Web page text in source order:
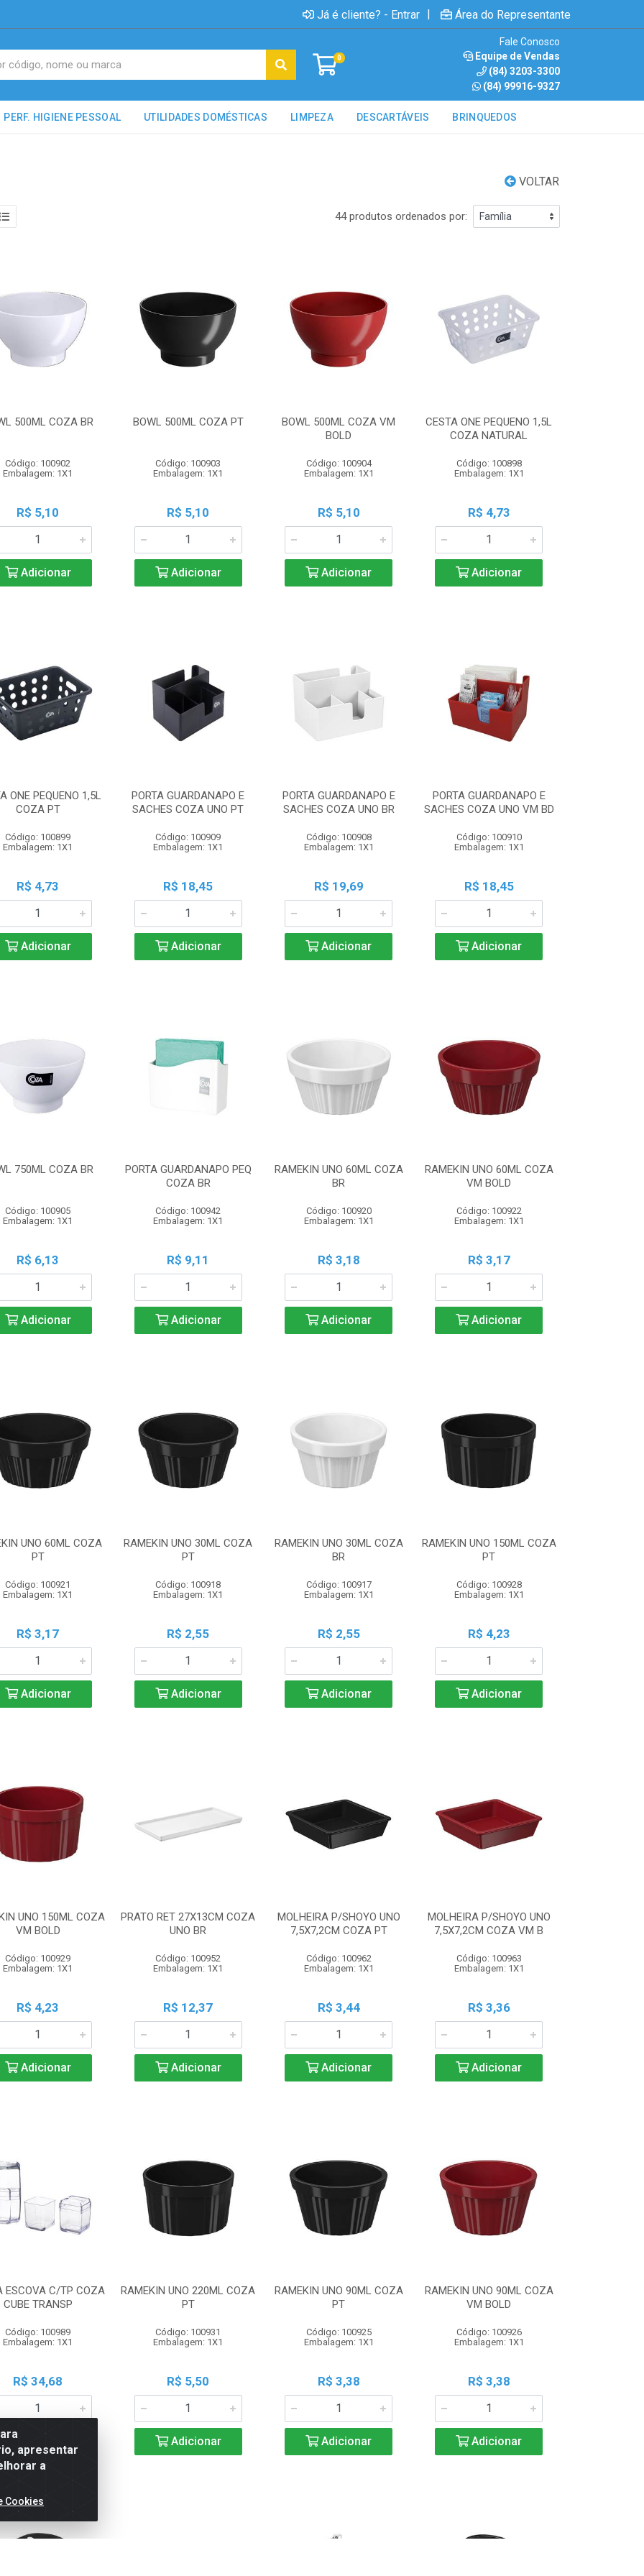
Já é cliente? - Entrar | Área do Representante
0
Fale Conosco
Equipe de Vendas
(84) 3203-3300
(84) 99916-9327
PERF. HIGIENE PESSOAL UTILIDADES DOMÉSTICAS LIMPEZA DESCARTÁVEIS BRINQUEDOS
VOLTAR
44 produtos ordenados por:
500ML COZA BR
Código: 100902
Embalagem: 1X1
R$ 5,10
Adicionar
BOWL 500ML COZA PT
Código: 100903
Embalagem: 1X1
R$ 5,10
Adicionar
BOWL 500ML COZA VM
BOLD
Código: 100904
Embalagem: 1X1
R$ 5,10
Adicionar
CESTA ONE PEQUENO 1,5L
COZA NATURAL
Código: 100898
Embalagem: 1X1
R$ 4,73
Adicionar
ONE PEQUENO 1,5L
COZA PT
Código: 100899
Embalagem: 1X1
R$ 4,73
Adicionar
PORTA GUARDANAPO E
SACHES COZA UNO PT
Código: 100909
Embalagem: 1X1
R$ 18,45
Adicionar
PORTA GUARDANAPO E
SACHES COZA UNO BR
Código: 100908
Embalagem: 1X1
R$ 19,69
Adicionar
PORTA GUARDANAPO E
SACHES COZA UNO VM BD
Código: 100910
Embalagem: 1X1
R$ 18,45
Adicionar
750ML COZA BR
Código: 100905
Embalagem: 1X1
R$ 6,13
Adicionar
PORTA GUARDANAPO PEQ
COZA BR
Código: 100942
Embalagem: 1X1
R$ 9,11
Adicionar
RAMEKIN UNO 60ML COZA
BR
Código: 100920
Embalagem: 1X1
R$ 3,18
Adicionar
RAMEKIN UNO 60ML COZA
VM BOLD
Código: 100922
Embalagem: 1X1
R$ 3,17
Adicionar
UNO 60ML COZA
PT
Código: 100921
Embalagem: 1X1
R$ 3,17
Adicionar
RAMEKIN UNO 30ML COZA
PT
Código: 100918
Embalagem: 1X1
R$ 2,55
Adicionar
RAMEKIN UNO 30ML COZA
BR
Código: 100917
Embalagem: 1X1
R$ 2,55
Adicionar
RAMEKIN UNO 150ML COZA
PT
Código: 100928
Embalagem: 1X1
R$ 4,23
Adicionar
UNO 150ML COZA
VM BOLD
Código: 100929
Embalagem: 1X1
R$ 4,23
Adicionar
PRATO RET 27X13CM COZA
UNO BR
Código: 100952
Embalagem: 1X1
R$ 12,37
Adicionar
MOLHEIRA P/SHOYO UNO
7,5X7,2CM COZA PT
Código: 100962
Embalagem: 1X1
R$ 3,44
Adicionar
MOLHEIRA P/SHOYO UNO
7,5X7,2CM COZA VM B
Código: 100963
Embalagem: 1X1
R$ 3,36
Adicionar
ESCOVA C/TP COZA
CUBE TRANSP
Código: 100989
Embalagem: 1X1
R$ 34,68
Adicionar
RAMEKIN UNO 220ML COZA
PT
Código: 100931
Embalagem: 1X1
R$ 5,50
Adicionar
RAMEKIN UNO 90ML COZA
PT
Código: 100925
Embalagem: 1X1
R$ 3,38
Adicionar
RAMEKIN UNO 90ML COZA
VM BOLD
Código: 100926
Embalagem: 1X1
R$ 3,38
Adicionar
apresentar
a
Cookies